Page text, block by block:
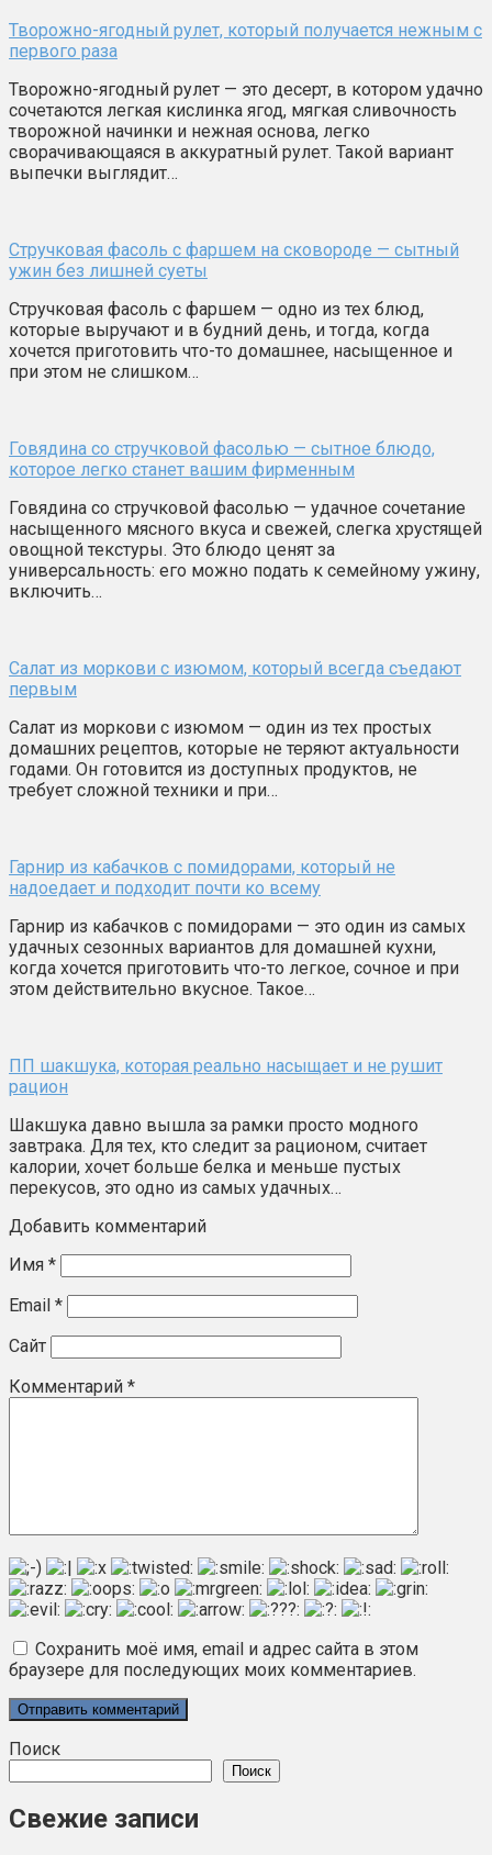
Творожно-ягодный рулет, который получается нежным с
первого раза
Творожно-ягодный рулет — это десерт, в котором удачно
сочетаются легкая кислинка ягод, мягкая сливочность
творожной начинки и нежная основа, легко
сворачивающаяся в аккуратный рулет. Такой вариант
выпечки выглядит…
Стручковая фасоль с фаршем на сковороде — сытный
ужин без лишней суеты
Стручковая фасоль с фаршем — одно из тех блюд,
которые выручают и в будний день, и тогда, когда
хочется приготовить что-то домашнее, насыщенное и
при этом не слишком…
Говядина со стручковой фасолью — сытное блюдо,
которое легко станет вашим фирменным
Говядина со стручковой фасолью — удачное сочетание
насыщенного мясного вкуса и свежей, слегка хрустящей
овощной текстуры. Это блюдо ценят за
универсальность: его можно подать к семейному ужину,
включить…
Салат из моркови с изюмом, который всегда съедают
первым
Салат из моркови с изюмом — один из тех простых
домашних рецептов, которые не теряют актуальности
годами. Он готовится из доступных продуктов, не
требует сложной техники и при…
Гарнир из кабачков с помидорами, который не
надоедает и подходит почти ко всему
Гарнир из кабачков с помидорами — это один из самых
удачных сезонных вариантов для домашней кухни,
когда хочется приготовить что-то легкое, сочное и при
этом действительно вкусное. Такое…
ПП шакшука, которая реально насыщает и не рушит
рацион
Шакшука давно вышла за рамки просто модного
завтрака. Для тех, кто следит за рационом, считает
калории, хочет больше белка и меньше пустых
перекусов, это одно из самых удачных…
Добавить комментарий
Имя *
Email *
Сайт
Комментарий *
Сохранить моё имя, email и адрес сайта в этом
браузере для последующих моих комментариев.
Поиск
Поиск
Свежие записи